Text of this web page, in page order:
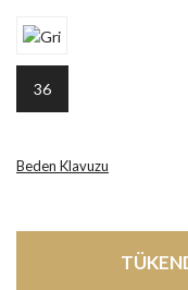
36
Beden Klavuzu